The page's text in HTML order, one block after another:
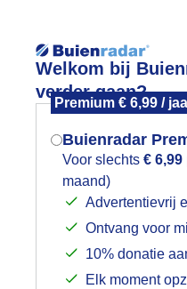
Welkom bij
verder gaan?
Premium € 6,99 /
Buienradar
Voor slechts € 6,99
maand)
Advertentievrij
Ontvang voor
10% donatie
Elk moment
Foto en video
Mogen we je